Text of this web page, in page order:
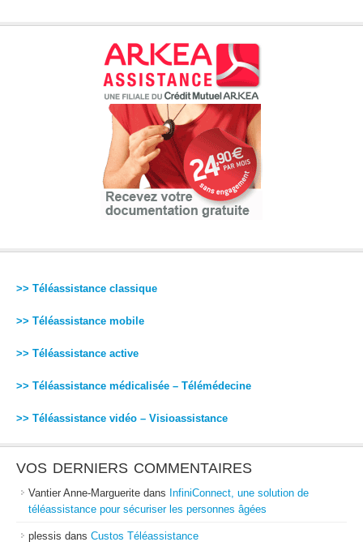
>> Téléassistance classique
>> Téléassistance mobile
>> Téléassistance active
>> Téléassistance médicalisée – Télémédecine
>> Téléassistance vidéo – Visioassistance
VOS DERNIERS COMMENTAIRES
Vantier Anne-Marguerite dans InfiniConnect, une solution de
téléassistance pour sécuriser les personnes âgées
plessis dans Custos Téléassistance